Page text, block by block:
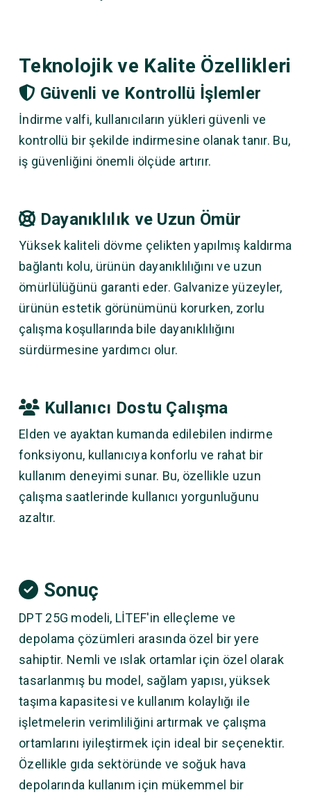
Teknolojik ve Kalite Özellikleri
Güvenli ve Kontrollü İşlemler
İndirme valfi, kullanıcıların yükleri güvenli ve
kontrollü bir şekilde indirmesine olanak tanır. Bu,
iş güvenliğini önemli ölçüde artırır.
Dayanıklılık ve Uzun Ömür
Yüksek kaliteli dövme çelikten yapılmış kaldırma
bağlantı kolu, ürünün dayanıklılığını ve uzun
ömürlülüğünü garanti eder. Galvanize yüzeyler,
ürünün estetik görünümünü korurken, zorlu
çalışma koşullarında bile dayanıklılığını
sürdürmesine yardımcı olur.
Kullanıcı Dostu Çalışma
Elden ve ayaktan kumanda edilebilen indirme
fonksiyonu, kullanıcıya konforlu ve rahat bir
kullanım deneyimi sunar. Bu, özellikle uzun
çalışma saatlerinde kullanıcı yorgunluğunu
azaltır.
Sonuç
DPT 25G modeli, LİTEF'in elleçleme ve
depolama çözümleri arasında özel bir yere
sahiptir. Nemli ve ıslak ortamlar için özel olarak
tasarlanmış bu model, sağlam yapısı, yüksek
taşıma kapasitesi ve kullanım kolaylığı ile
işletmelerin verimliliğini artırmak ve çalışma
ortamlarını iyileştirmek için ideal bir seçenektir.
Özellikle gıda sektöründe ve soğuk hava
depolarında kullanım için mükemmel bir